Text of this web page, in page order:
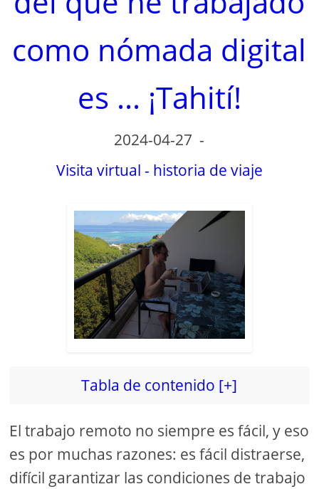
d
e
o
como nómada digital
es ... ¡Tahití!
2024-04-27 -
Visita virtual - historia de viaje
Tabla de contenido [+]
El trabajo remoto no siempre es fácil, y eso
es por muchas razones: es fácil distraerse,
difícil garantizar las condiciones de trabajo